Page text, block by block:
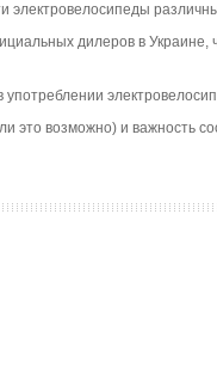
электровелосипеды
дилеров в Украине,
это возможно) и важность